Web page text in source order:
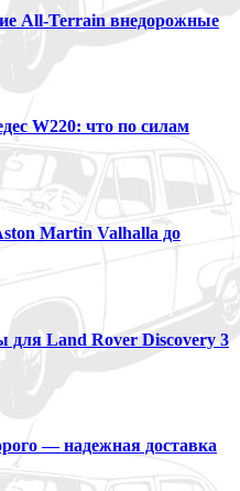
All-Terrain внедорожные
W220: что по силам
Martin Valhalla до
для Land Rover Discovery 3
— надежная доставка